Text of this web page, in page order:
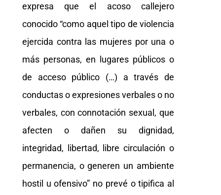
expresa que el acoso callejero
conocido “como aquel tipo de violencia
ejercida contra las mujeres por una o
más personas, en lugares públicos o
de acceso público (…) a través de
conductas o expresiones verbales o no
verbales, con connotación sexual, que
afecten o dañen su dignidad,
integridad, libertad, libre circulación o
permanencia, o generen un ambiente
hostil u ofensivo” no prevé o tipifica al